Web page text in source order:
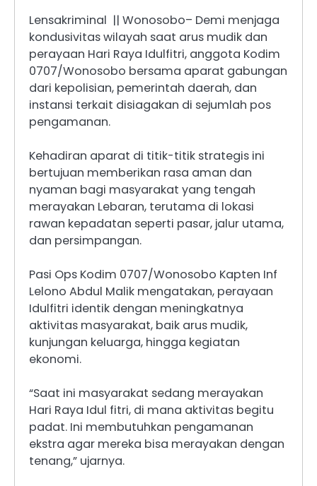
Lensakriminal || Wonosobo– Demi menjaga
kondusivitas wilayah saat arus mudik dan
perayaan Hari Raya Idulfitri, anggota Kodim
0707/Wonosobo bersama aparat gabungan
dari kepolisian, pemerintah daerah, dan
instansi terkait disiagakan di sejumlah pos
pengamanan.
Kehadiran aparat di titik-titik strategis ini
bertujuan memberikan rasa aman dan
nyaman bagi masyarakat yang tengah
merayakan Lebaran, terutama di lokasi
rawan kepadatan seperti pasar, jalur utama,
dan persimpangan.
Pasi Ops Kodim 0707/Wonosobo Kapten Inf
Lelono Abdul Malik mengatakan, perayaan
Idulfitri identik dengan meningkatnya
aktivitas masyarakat, baik arus mudik,
kunjungan keluarga, hingga kegiatan
ekonomi.
“Saat ini masyarakat sedang merayakan
Hari Raya Idul fitri, di mana aktivitas begitu
padat. Ini membutuhkan pengamanan
ekstra agar mereka bisa merayakan dengan
tenang,” ujarnya.